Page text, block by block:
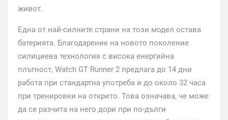
живот.
Една от най-силните страни на този модел остава
батерията. Благодарение на новото поколение
силициева технология с висока енергийна
плътност, Watch GT Runner 2 предлага до 14 дни
работа при стандартна употреба и до около 32 часа
при тренировки на открито. Това означава, че може
да се разчита на него дори при по-дълги